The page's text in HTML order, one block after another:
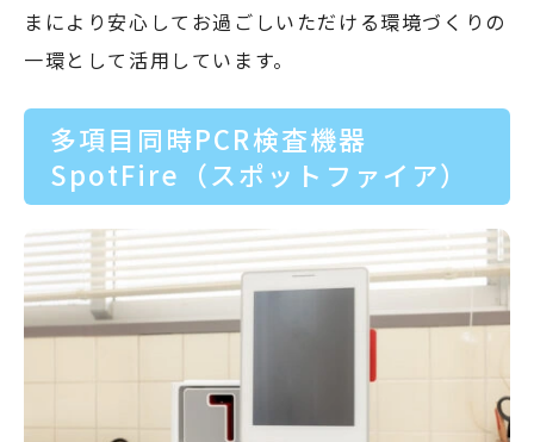
まにより安心してお過ごしいただける環境づくりの
一環として活用しています。
多項目同時PCR検査機器
SpotFire（スポットファイア）